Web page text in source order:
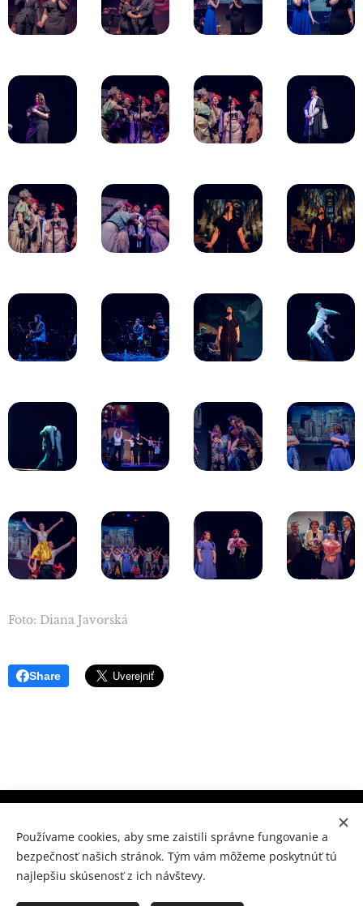
Foto: Diana Javorská
Share
01
www.skpo.sk
Cookies
Používame cookies, aby sme zaistili správne fungovanie a
bezpečnosť našich stránok. Tým vám môžeme poskytnúť tú
najlepšiu skúsenosť z ich návštevy.